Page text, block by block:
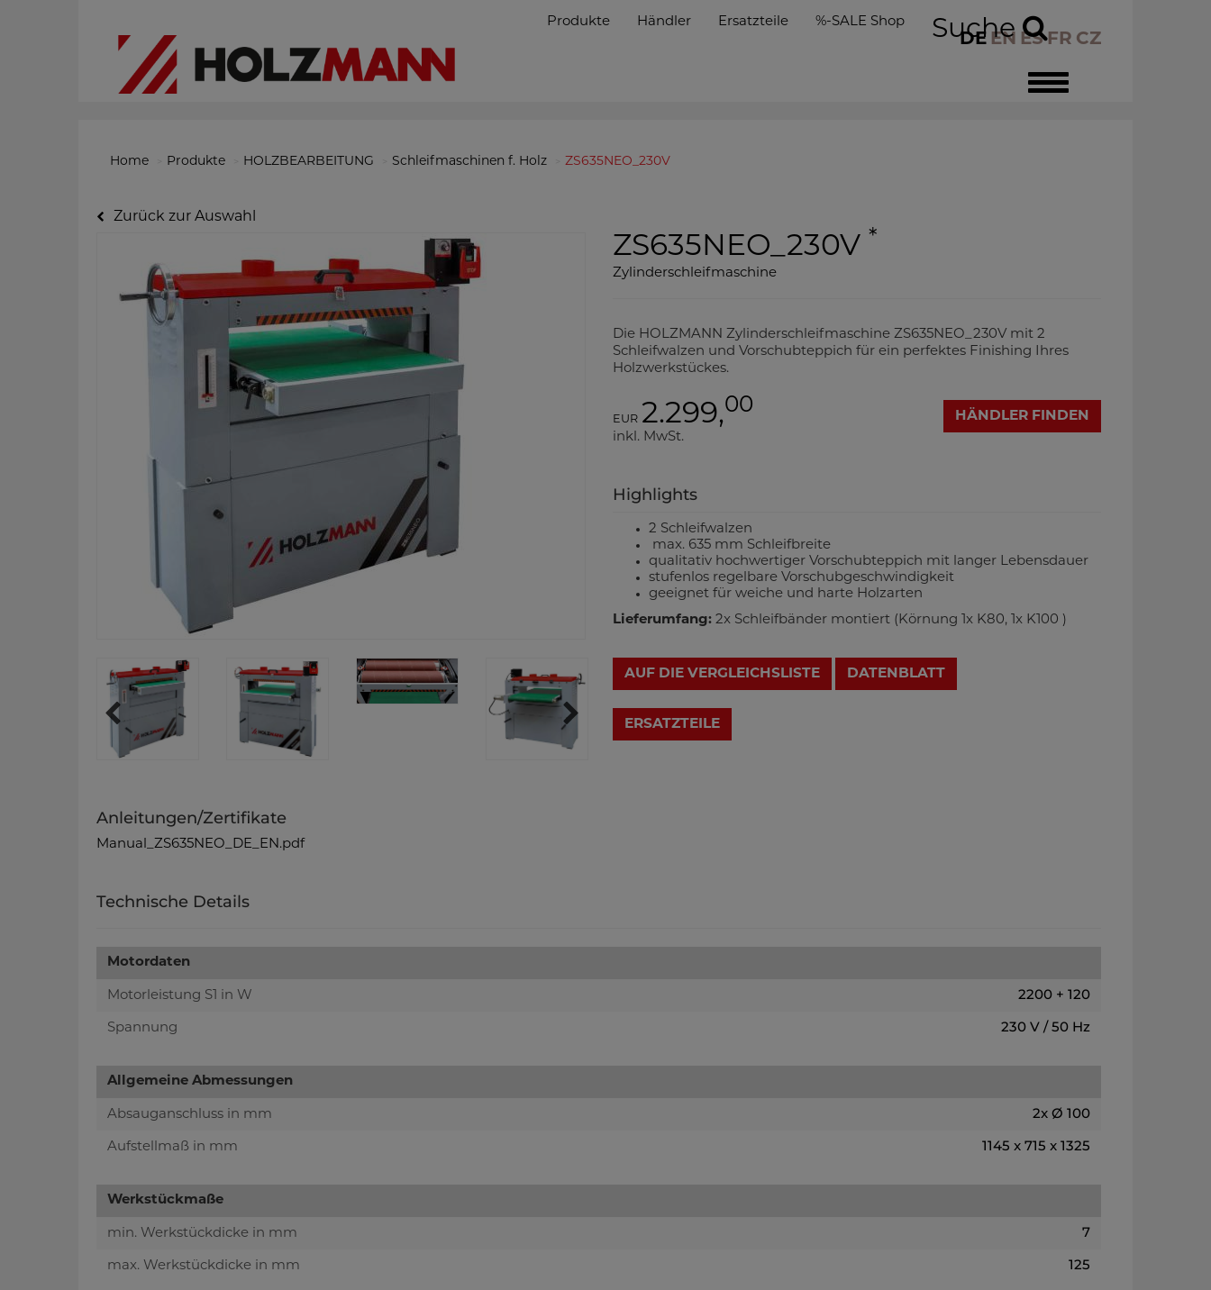
Toggle
navigation
DE EN ES FR CZ
Produkte Händler Ersatzteile %-SALE Shop Suche
Home Produkte HOLZBEARBEITUNG Schleifmaschinen f. Holz ZS635NEO_230V
Zurück zur Auswahl
Anleitungen/Zertifikate
Manual_ZS635NEO_DE_EN.pdf
ZS635NEO_230V *
Zylinderschleifmaschine
Die HOLZMANN Zylinderschleifmaschine ZS635NEO_230V mit 2
Schleifwalzen und Vorschubteppich für ein perfektes Finishing Ihres
Holzwerkstückes.
EUR 2.299,00
inkl. MwSt.
HÄNDLER FINDEN
Highlights
2 Schleifwalzen
max. 635 mm Schleifbreite
qualitativ hochwertiger Vorschubteppich mit langer Lebensdauer
stufenlos regelbare Vorschubgeschwindigkeit
geeignet für weiche und harte Holzarten
Lieferumfang:2x Schleifbänder montiert (Körnung 1x K80, 1x K100 )
AUF DIE VERGLEICHSLISTE DATENBLATT
Technische Details
Motordaten
Motorleistung S1 in W 2200 + 120
Spannung 230 V / 50 Hz
Allgemeine Abmessungen
Absauganschluss in mm 2x Ø 100
Aufstellmaß in mm 1145 x 715 x 1325
Werkstückmaße
min. Werkstückdicke in mm 7
max. Werkstückdicke in mm 125